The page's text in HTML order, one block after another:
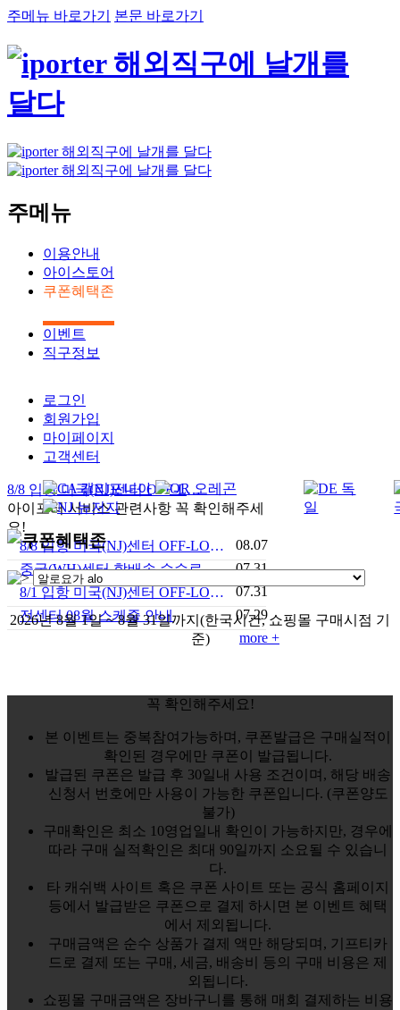
주메뉴 바로가기 본문 바로가기
주메뉴
이용안내
아이스토어
쿠폰혜택존
이벤트
직구정보
로그인
회원가입
마이페이지
고객센터
8/8 입항 미국(NJ)센터 OFF-LOAD 안내
아이포터 서비스 관련사항 꼭 확인해주세
요!
8/8 입항 미국(NJ)센터 OFF-LOAD 안내
08.07
중국(WH)센터 합배송 수수료 안내
07.31
8/1 입항 미국(NJ)센터 OFF-LOAD 안내
07.31
전센터 08월 스케줄 안내
07.29
more +
2026년 8월 1일 ~ 8월 31일까지 (한국시간, 쇼핑몰 구매시점 기
준)
꼭 확인해주세요!
본 이벤트는 중복참여가능하며, 쿠폰발급은 구매실적이
확인된 경우에만 쿠폰이 발급됩니다.
발급된 쿠폰은 발급 후 30일내 사용 조건이며, 해당 배송
신청서 번호에만 사용이 가능한 쿠폰입니다. (쿠폰양도
불가)
구매확인은 최소 10영업일내 확인이 가능하지만, 경우에
따라 구매 실적확인은 최대 90일까지 소요될 수 있습니
다.
타 캐쉬백 사이트 혹은 쿠폰 사이트 또는 공식 홈페이지
등에서 발급받은 쿠폰으로 결제 하시면 본 이벤트 혜택
에서 제외됩니다.
구매금액은 순수 상품가 결제 액만 해당되며, 기프티카
드로 결제 또는 구매, 세금, 배송비 등의 구매 비용은 제
외됩니다.
쇼핑몰 구매금액은 장바구니를 통해 매회 결제하는 비용